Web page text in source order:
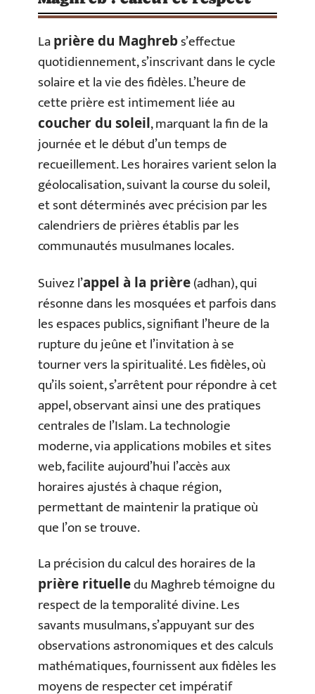
Laprière du Maghrebs’effectue
quotidiennement, s’inscrivant dans le cycle
solaire et la vie des fidèles. L’heure de
cette prière est intimement liée au
coucher du soleil, marquant la fin de la
journée et le début d’un temps de
recueillement. Les horaires varient selon la
géolocalisation, suivant la course du soleil,
et sont déterminés avec précision par les
calendriers de prières établis par les
communautés musulmanes locales.
Suivez l’appel à la prière(adhan), qui
résonne dans les mosquées et parfois dans
les espaces publics, signifiant l’heure de la
rupture du jeûne et l’invitation à se
tourner vers la spiritualité. Les fidèles, où
qu’ils soient, s’arrêtent pour répondre à cet
appel, observant ainsi une des pratiques
centrales de l’Islam. La technologie
moderne, via applications mobiles et sites
web, facilite aujourd’hui l’accès aux
horaires ajustés à chaque région,
permettant de maintenir la pratique où
que l’on se trouve.
La précision du calcul des horaires de la
prière rituelledu Maghreb témoigne du
respect de la temporalité divine. Les
savants musulmans, s’appuyant sur des
observations astronomiques et des calculs
mathématiques, fournissent aux fidèles les
moyens de respecter cet impératif